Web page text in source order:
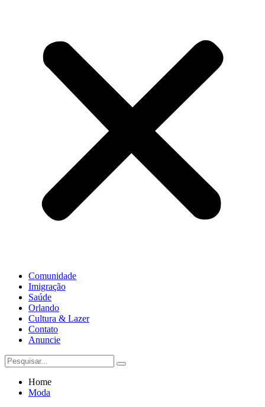
Comunidade
Imigração
Saúde
Orlando
Cultura & Lazer
Contato
Anuncie
Home
Moda